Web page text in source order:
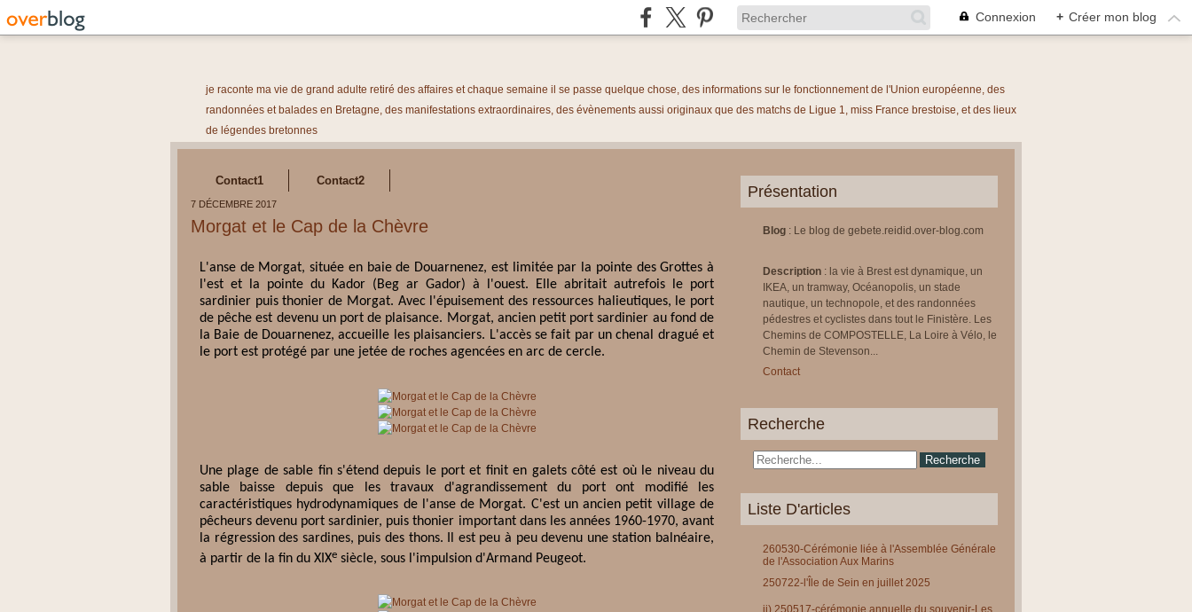
Connexion + Créer mon blog
je raconte ma vie de grand adulte retiré des affaires et chaque semaine il se passe quelque chose, des informations sur le fonctionnement de l'Union européenne, des
randonnées et balades en Bretagne, des manifestations extraordinaires, des évènements aussi originaux que des matchs de Ligue 1, miss France brestoise, et des lieux
de légendes bretonnes
Contact1 Contact2
7 DÉCEMBRE 2017
Morgat et le Cap de la Chèvre
L'anse de Morgat, située en baie de Douarnenez, est limitée par la pointe des Grottes à
l'est et la pointe du Kador (Beg ar Gador) à l'ouest. Elle abritait autrefois le port
sardinier puis thonier de Morgat. Avec l'épuisement des ressources halieutiques, le port
de pêche est devenu un port de plaisance. Morgat, ancien petit port sardinier au fond de
la Baie de Douarnenez, accueille les plaisanciers. L'accès se fait par un chenal dragué et
le port est protégé par une jetée de roches agencées en arc de cercle.
Une plage de sable fin s'étend depuis le port et finit en galets côté est où le niveau du
sable baisse depuis que les travaux d'agrandissement du port ont modifié les
caractéristiques hydrodynamiques de l'anse de Morgat. C'est un ancien petit village de
pêcheurs devenu port sardinier, puis thonier important dans les années 1960-1970, avant
la régression des sardines, puis des thons. Il est peu à peu devenu une station balnéaire,
à partir de la fin du XIXe siècle, sous l'impulsion d'Armand Peugeot.
Présentation
Blog : Le blog de gebete.reidid.over-blog.com
Description : la vie à Brest est dynamique, un
IKEA, un tramway, Océanopolis, un stade
nautique, un technopole, et des randonnées
pédestres et cyclistes dans tout le Finistère. Les
Chemins de COMPOSTELLE, La Loire à Vélo, le
Chemin de Stevenson...
Contact
Recherche
Liste D'articles
260530-Cérémonie liée à l'Assemblée Générale
de l'Association Aux Marins
250722-l'Île de Sein en juillet 2025
ii) 250517-cérémonie annuelle du souvenir-Les